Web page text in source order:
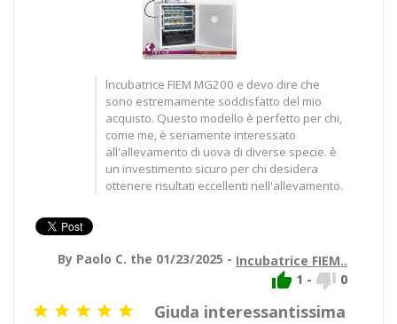
lncubatrice FIEM MG200 e devo dire che
sono estremamente soddisfatto del mio
acquisto. Questo modello è perfetto per chi,
come me, è seriamente interessato
all'allevamento di uova di diverse specie. è
un investimento sicuro per chi desidera
ottenere risultati eccellenti nell'allevamento.
By Paolo C. the 01/23/2025 - Incubatrice FIEM..
 1 -  0
     Giuda interessantissima